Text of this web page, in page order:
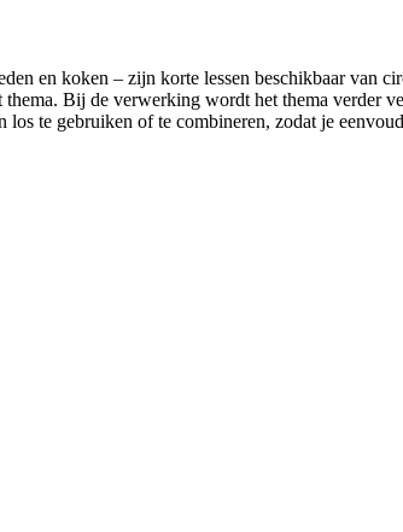
en koken – zijn korte lessen beschikbaar van
Bij de verwerking wordt het thema
te gebruiken of te combineren, zodat je